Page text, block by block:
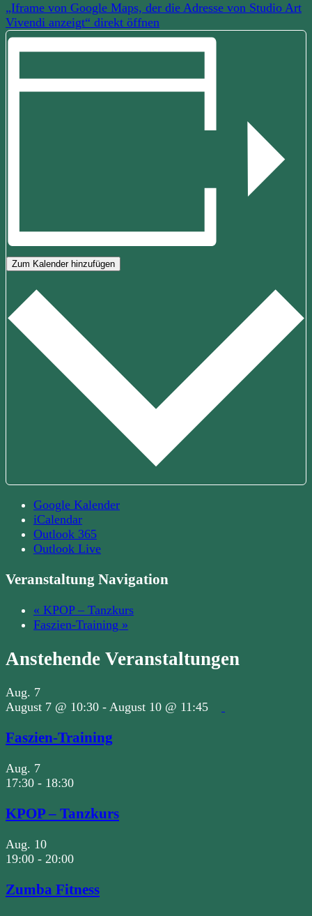
von
Studio
Art
Vivendi
anzeigt“
anzeigen
„Iframe von Google Maps, der die Adresse von Studio Art
Vivendi anzeigt“ direkt öffnen
Zum Kalender hinzufügen
Google Kalender
iCalendar
Outlook 365
Outlook Live
Veranstaltung Navigation
« KPOP – Tanzkurs
Faszien-Training »
Anstehende Veranstaltungen
Aug. 7
August 7 @ 10:30 - August 10 @ 11:45
Faszien-Training
Aug. 7
17:30 - 18:30
KPOP – Tanzkurs
Aug. 10
19:00 - 20:00
Zumba Fitness